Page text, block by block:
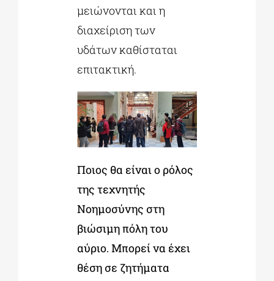
μειώνονται και η
διαχείριση των
υδάτων καθίσταται
επιτακτική.
Ποιος θα είναι ο ρόλος
της τεχνητής
Νοημοσύνης στη
βιώσιμη πόλη του
αύριο. Μπορεί να έχει
θέση σε ζητήματα